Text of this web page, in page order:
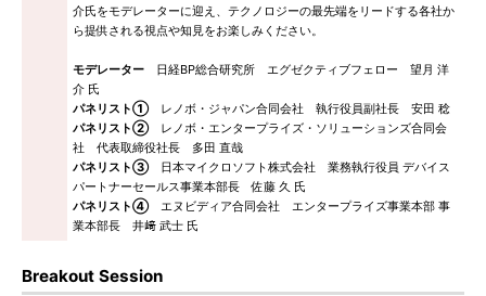
介氏をモデレーターに迎え、テクノロジーの最先端をリードする各社か
ら提供される視点や知見をお楽しみください。
モデレーター 日経BP総合研究所 エグゼクティブフェロー 望月 洋
介 氏
パネリスト①レノボ・ジャパン合同会社 執行役員副社長 安田 稔
パネリスト②レノボ・エンタープライズ・ソリューションズ合同会
社 代表取締役社長 多田 直哉
パネリスト③日本マイクロソフト株式会社 業務執行役員 デバイス
パートナーセールス事業本部長 佐藤 久 氏
パネリスト④エヌビディア合同会社 エンタープライズ事業本部 事
業本部長 井﨑 武士 氏
Breakout Session